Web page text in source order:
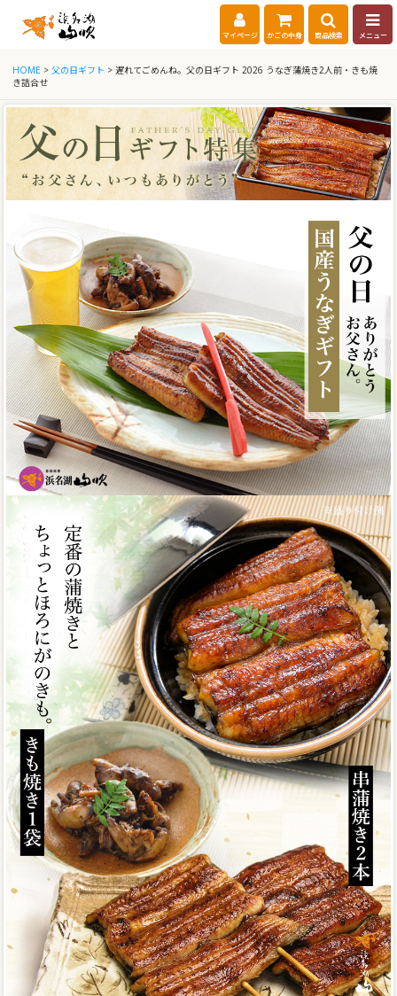
マイページ かごの中身 商品検索 メニュー
HOME > 父の日ギフト > 遅れてごめんね。父の日ギフト 2026 うなぎ蒲焼き2人前・きも焼
き詰合せ